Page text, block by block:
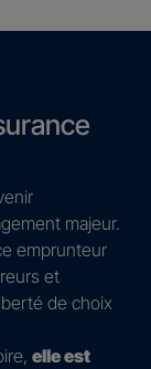
majeur.
emprunteur
et
de choix
elle est